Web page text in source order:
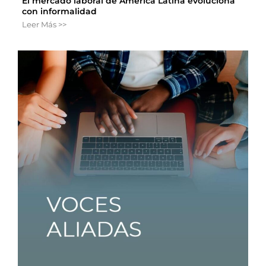
con informalidad
Leer Más >>